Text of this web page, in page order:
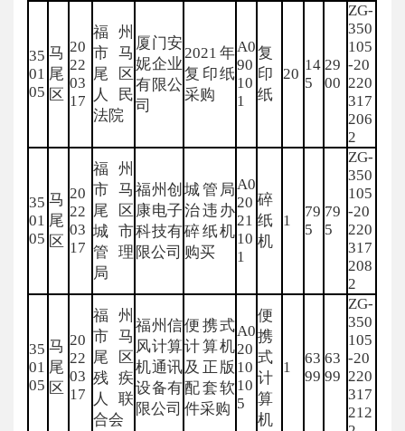
35
01
05
马
尾
区
20
22
03
17
福州
市马
尾区
人民
法院
厦门安
妮企业
有限公
司
2021年
复印纸
采购
A0
90
10
1
复
印
纸
20
14
5
29
00
ZG-
350
105
-20
220
317
206
2
35
01
05
马
尾
区
20
22
03
17
福州
市马
尾区
城市
管理
局
福州创
康电子
科技有
限公司
城管局
治违办
碎纸机
购买
A0
20
21
10
1
碎
纸
机
1
79
5
79
5
ZG-
350
105
-20
220
317
208
2
35
01
05
马
尾
区
20
22
03
17
福州
市马
尾区
残疾
人联
合会
福州信
风计算
机通讯
设备有
限公司
便携式
计算机
及正版
配套软
件采购
A0
20
10
10
5
便
携
式
计
算
机
1
63
99
63
99
ZG-
350
105
-20
220
317
212